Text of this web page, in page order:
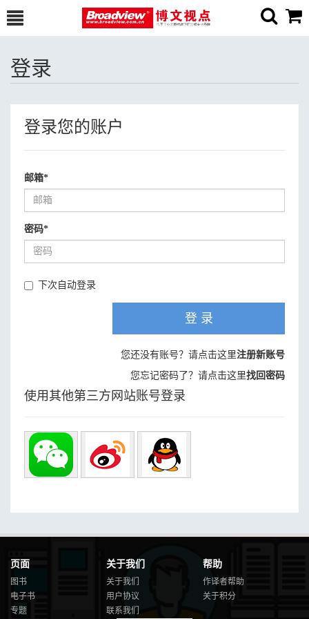
登录
登录您的账户
邮箱*
密码*
下次自动登录
登 录
您还没有账号？请点击这里注册新账号
您忘记密码了？请点击这里找回密码
使用其他第三方网站账号登录
页面
图书
电子书
专题
关于我们
关于我们
用户协议
联系我们
帮助
作译者帮助
关于积分